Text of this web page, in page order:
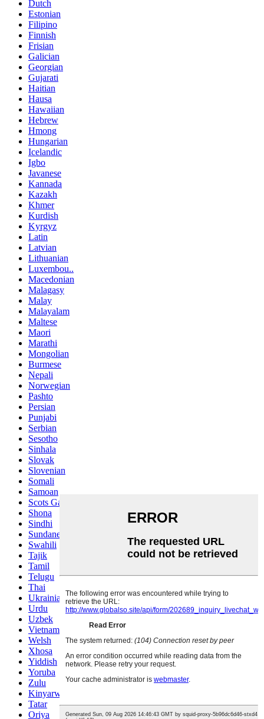
Dutch
Estonian
Filipino
Finnish
Frisian
Galician
Georgian
Gujarati
Haitian
Hausa
Hawaiian
Hebrew
Hmong
Hungarian
Icelandic
Igbo
Javanese
Kannada
Kazakh
Khmer
Kurdish
Kyrgyz
Latin
Latvian
Lithuanian
Luxembou..
Macedonian
Malagasy
Malay
Malayalam
Maltese
Maori
Marathi
Mongolian
Burmese
Nepali
Norwegian
Pashto
Persian
Punjabi
Serbian
Sesotho
Sinhala
Slovak
Slovenian
Somali
Samoan
Scots Gaelic
Shona
Sindhi
Sundanese
Swahili
Tajik
Tamil
Telugu
Thai
Ukrainian
Urdu
Uzbek
Vietnamese
Welsh
Xhosa
Yiddish
Yoruba
Zulu
Kinyarwanda
Tatar
Oriya